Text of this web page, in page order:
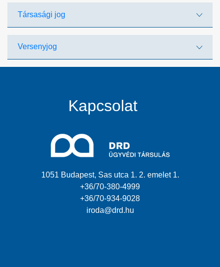
Társasági jog
Versenyjog
Kapcsolat
1051 Budapest, Sas utca 1. 2. emelet 1.
+36/70-380-4999
+36/70-934-9028
iroda@drd.hu